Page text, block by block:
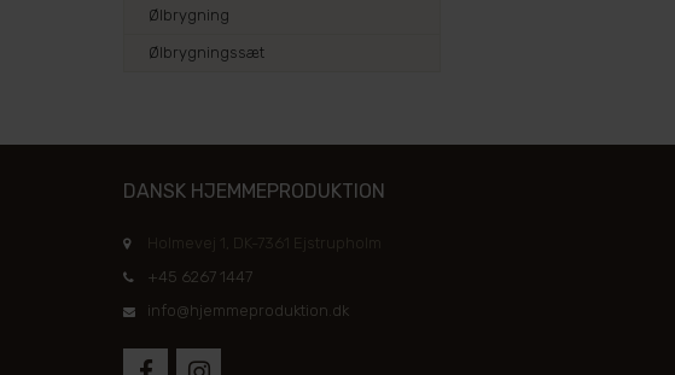
Ølbrygning
Ølbrygningssæt
DANSK HJEMMEPRODUKTION
Holmevej 1, DK-7361 Ejstrupholm
+45 6267 1447
info@hjemmeproduktion.dk